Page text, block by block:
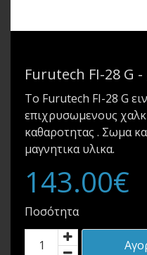
Furutech FI-28 G
Το Furutech FI-28 G
επιχρυσωμενους
καθαροτητας . Σωμα
μαγνητικα υλικα.
143.00€
Ποσότητα